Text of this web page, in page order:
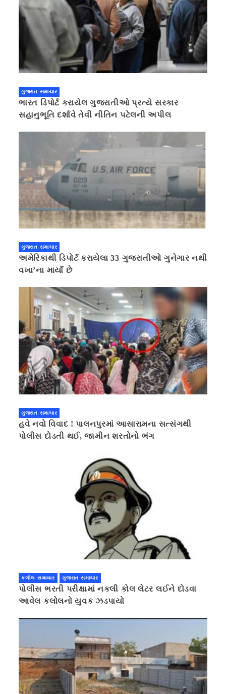
ગુજરાત સમાચાર
ભારત ડિપોર્ટ કરાયેલ ગુજરાતીઓ પ્રત્યે સરકાર
સહાનુભૂતિ દર્શાવે તેવી નીતિન પટેલની અપીલ
ગુજરાત સમાચાર
અમેરિકાથી ડિપોર્ટ કરાયેલા 33 ગુજરાતીઓ ગુનેગાર નથી
વખા’ના માર્યા છે
ગુજરાત સમાચાર
હવે નવો વિવાદ ! પાલનપુરમાં આસારામના સત્સંગથી
પોલીસ દોડતી થઈ, જામીન શરતોનો ભંગ
કલોલ સમાચાર ગુજરાત સમાચાર
પોલીસ ભરતી પરીક્ષામાં નકલી કોલ લેટર લઈને દોડવા
આવેલ કલોલનો યુવક ઝડપાયો